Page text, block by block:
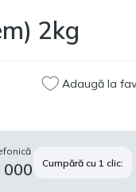
2kg
Adaugă la
000 Cumpără cu 1 clic: